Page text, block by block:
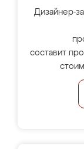
Дизайнер-
составит